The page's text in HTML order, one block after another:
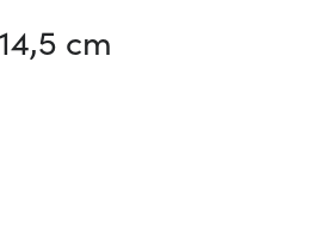
cm